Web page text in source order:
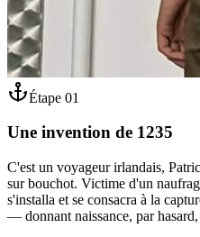
Étape 01
Une invention de 1235
C'est un voyageur irlandais,
sur bouchot. Victime d'un
s'installa et se consacra à la
— donnant naissance, par